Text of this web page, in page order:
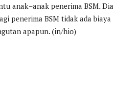
anak–anak penerima BSM. Dia
penerima BSM tidak ada biaya
apapun. (in/hio)